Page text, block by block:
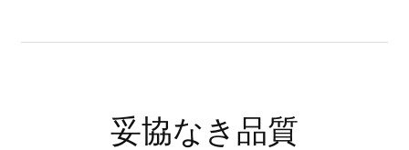
妥協なき品質